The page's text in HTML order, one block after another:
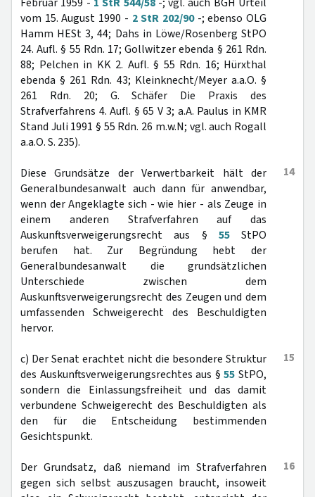
vom 15. August 1990 - 2 StR 202/90-; ebenso OLG
Hamm HESt 3, 44; Dahs in Löwe/Rosenberg StPO
24. Aufl. § 55 Rdn. 17; Gollwitzer ebenda § 261 Rdn.
88; Pelchen in KK 2. Aufl. § 55 Rdn. 16; Hürxthal
ebenda § 261 Rdn. 43; Kleinknecht/Meyer a.a.O. §
261 Rdn. 20; G. Schäfer Die Praxis des
Strafverfahrens 4. Aufl. § 65 V 3; a.A. Paulus in KMR
Stand Juli 1991 § 55 Rdn. 26 m.w.N; vgl. auch Rogall
a.a.O. S. 235).
14
Diese Grundsätze der Verwertbarkeit hält der
Generalbundesanwalt auch dann für anwendbar,
wenn der Angeklagte sich - wie hier - als Zeuge in
einem anderen Strafverfahren auf das
Auskunftsverweigerungsrecht aus § 55StPO
berufen hat. Zur Begründung hebt der
Generalbundesanwalt die grundsätzlichen
Unterschiede zwischen dem
Auskunftsverweigerungsrecht des Zeugen und dem
umfassenden Schweigerecht des Beschuldigten
hervor.
15
c) Der Senat erachtet nicht die besondere Struktur
des Auskunftsverweigerungsrechtes aus §55 StPO,
sondern die Einlassungsfreiheit und das damit
verbundene Schweigerecht des Beschuldigten als
den für die Entscheidung bestimmenden
Gesichtspunkt.
16
Der Grundsatz, daß niemand im Strafverfahren
gegen sich selbst auszusagen braucht, insoweit